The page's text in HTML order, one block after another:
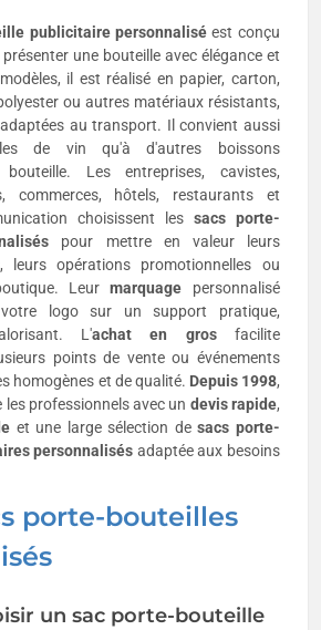
publicitairepersonnaliséest conçu
une bouteille avec élégance et
il est réalisé en papier, carton,
ou autres matériaux résistants,
au transport. Il convient aussi
de vin qu'à d'autres boissons
Les entreprises, cavistes,
commerces, hôtels, restaurants et
choisissent les sacs porte-
pour mettre en valeur leurs
leurs opérations promotionnelles ou
Leurmarquage personnalisé
logo sur un support pratique,
L'achat en grosfacilite
points de vente ou événements
homogènes et de qualité. Depuis 1998,
professionnels avec un devis rapide,
et une large sélection desacs porte-
personnalisés adaptée aux besoins
porte-bouteilles
un sac porte-bouteille